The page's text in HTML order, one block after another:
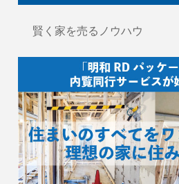
賢く家を売るノウハウ